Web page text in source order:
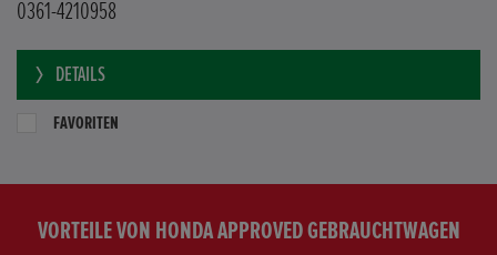
0361-4210958
DETAILS
FAVORITEN
VORTEILE VON HONDA APPROVED GEBRAUCHTWAGEN